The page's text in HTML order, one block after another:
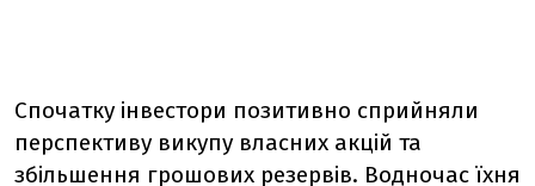
Спочатку інвестори позитивно сприйняли
перспективу викупу власних акцій та
збільшення грошових резервів. Водночас їхня